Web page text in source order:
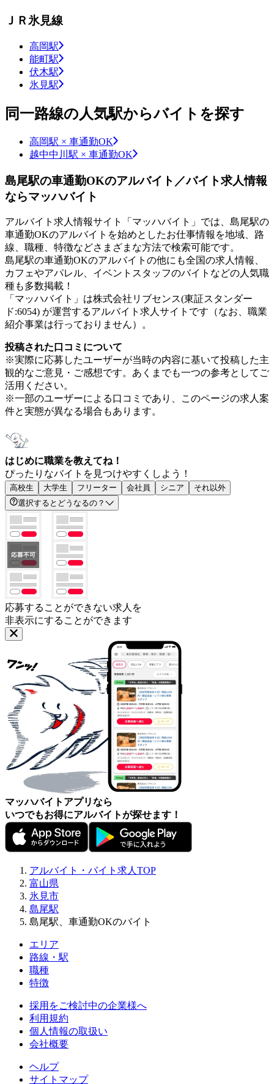
ＪＲ氷見線
高岡駅
能町駅
伏木駅
氷見駅
同一路線の人気駅からバイトを探す
高岡駅 × 車通勤OK
越中中川駅 × 車通勤OK
島尾駅の車通勤OKのアルバイト／バイト求人情報
ならマッハバイト
アルバイト求人情報サイト「マッハバイト」では、島尾駅の
車通勤OKのアルバイトを始めとしたお仕事情報を地域、路
線、職種、特徴などさまざまな方法で検索可能です。
島尾駅の車通勤OKのアルバイトの他にも全国の求人情報、
カフェやアパレル、イベントスタッフのバイトなどの人気職
種も多数掲載！
「マッハバイト」は株式会社リブセンス(東証スタンダー
ド:6054) が運営するアルバイト求人サイトです（なお、職業
紹介事業は行っておりません）。
投稿された口コミについて
※実際に応募したユーザーが当時の内容に基いて投稿した主
観的なご意見・ご感想です。あくまでも一つの参考としてご
活用ください。
※一部のユーザーによる口コミであり、このページの求人案
件と実態が異なる場合もあります。
はじめに職業を教えてね！
ぴったりなバイトを見つけやすくしよう！
高校生 大学生 フリーター 会社員 シニア
それ以外
選択するとどうなるの？
応募することができない求人を
非表示にすることができます
マッハバイトアプリなら
いつでもお得にアルバイトが探せます！
アルバイト・バイト求人TOP
富山県
氷見市
島尾駅
島尾駅、車通勤OKのバイト
エリア
路線・駅
職種
特徴
採用をご検討中の企業様へ
利用規約
個人情報の取扱い
会社概要
ヘルプ
サイトマップ